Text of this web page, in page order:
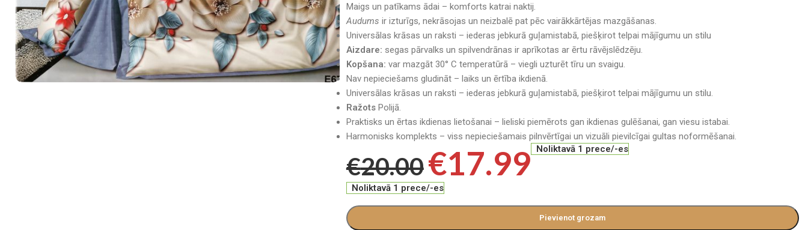
Maigs un patīkams ādai – komforts katrai naktij.
Audums ir izturīgs, nekrāsojas un neizbalē pat pēc vairākkārtējas mazgāšanas.
Universālas krāsas un raksti – iederas jebkurā guļamistabā, piešķirot telpai mājīgumu un stilu
Aizdare: segas pārvalks un spilvendrānas ir aprīkotas ar ērtu rāvējslēdzēju.
Kopšana: var mazgāt 30° C temperatūrā – viegli uzturēt tīru un svaigu.
Nav nepieciešams gludināt – laiks un ērtība ikdienā.
Universālas krāsas un raksti – iederas jebkurā guļamistabā, piešķirot telpai mājīgumu un stilu.
RažotsPolijā.
Praktisks un ērtas ikdienas lietošanai – lieliski piemērots gan ikdienas gulēšanai, gan viesu istabai.
Harmonisks komplekts – viss nepieciešamais pilnvērtīgai un vizuāli pievilcīgai gultas noformēšanai.
€20.00€17.99 Noliktavā 1 prece/-es
Noliktavā 1 prece/-es
Pievienot grozam